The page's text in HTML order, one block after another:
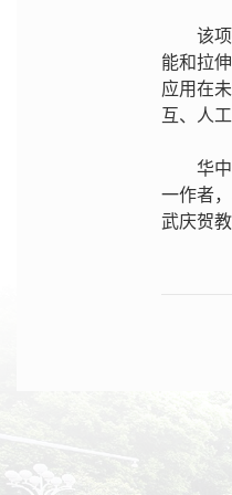
该
能和拉
应用在
互、人
华
一作者
武庆贺